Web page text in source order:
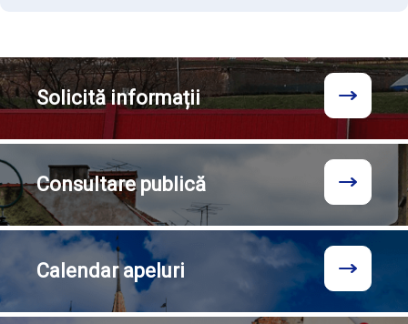
Solicităinformații
Consultarepublică
Calendarapeluri